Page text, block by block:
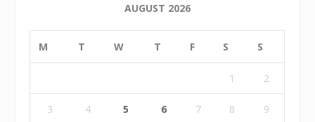
AUGUST 2026
M T W T F S S
1 2
3 4 5 6 7 8 9